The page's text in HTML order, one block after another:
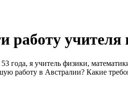
работу учителя
года, я учитель физики,
работу в Австралии? Какие